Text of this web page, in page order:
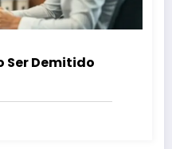
Ser Demitido